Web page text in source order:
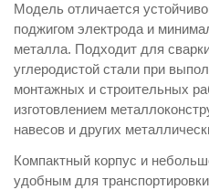
Модель отличается
поджигом электрода и
металла. Подходит для
углеродистой стали при
монтажных и строительных
изготовлением
навесов и других
Компактный корпус и
удобным для